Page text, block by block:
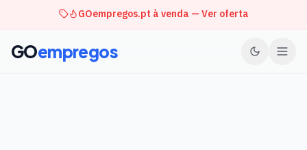
GOempregos.pt à venda — Ver oferta
GOempregos